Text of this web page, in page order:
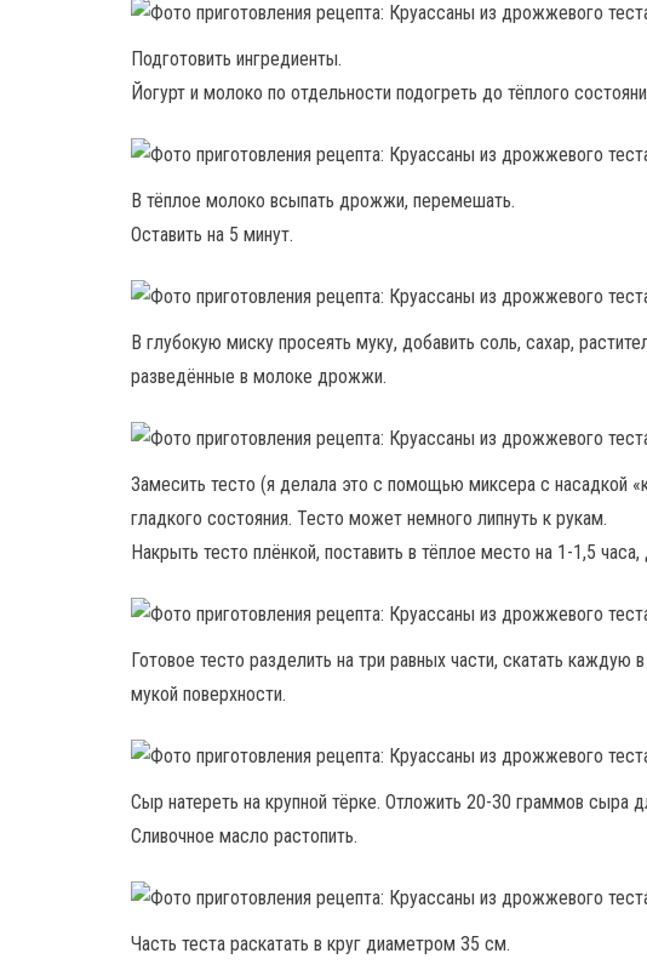
Подготовить ингредиенты.
Йогурт и молоко по отдельности подогреть до тёплого
В тёплое молоко всыпать дрожжи, перемешать.
Оставить на 5 минут.
В глубокую миску просеять муку, добавить соль, сахар,
разведённые в молоке дрожжи.
Замесить тесто (я делала это с помощью миксера с насадкой
гладкого состояния. Тесто может немного липнуть к рукам.
Накрыть тесто плёнкой, поставить в тёплое место на 1-1,5
Готовое тесто разделить на три равных части, скатать каждую
мукой поверхности.
Сыр натереть на крупной тёрке. Отложить 20-30 граммов сыра
Сливочное масло растопить.
Часть теста раскатать в круг диаметром 35 см.